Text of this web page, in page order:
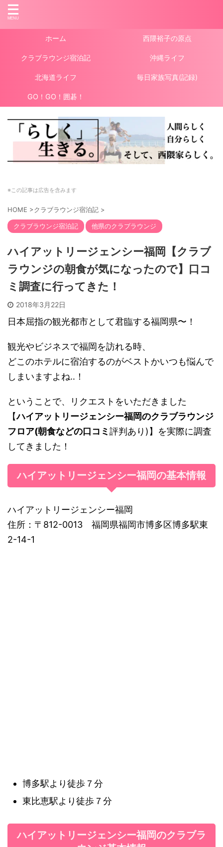
ホーム 西隈裕子の原点
クラブラウンジ宿泊記 沖縄ライフ
北海道ライフ 毎日家族写真(記録)
GO！GO！囲碁！
※この記事は広告を含みます
HOME >クラブラウンジ宿泊記 >
クラブラウンジ宿泊記 他県のクラブラウンジ
ハイアットリージェンシー福岡【クラブ
ラウンジの朝食が気になったので】口コ
ミ調査に行ってきた！
2018年3月22日
日本屈指の観光都市として君臨する福岡県〜！
観光やビジネスで福岡を訪れる時、
どこのホテルに宿泊するのがベストかいつも悩んで
しまいますよね‥！
ということで、リクエストをいただきました
【ハイアットリージェンシー福岡のクラブラウンジ
フロア(朝食などの口コミ 評判あり)】を実際に調査
してきました！
ハイアットリージェンシー福岡の基本情報
ハイアットリージェンシー福岡
住所：〒812-0013 福岡県福岡市博多区博多駅東
2-14-1
博多駅より徒歩７分
東比恵駅より徒歩７分
ハイアットリージェンシー福岡のクラブラ